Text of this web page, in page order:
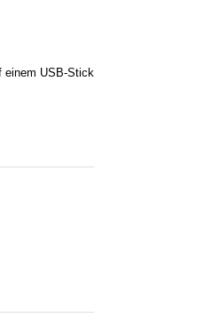
einem USB-Stick